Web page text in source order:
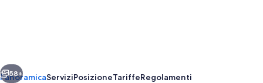
Avanti
58+
PanoramicaServiziPosizioneTariffeRegolamenti